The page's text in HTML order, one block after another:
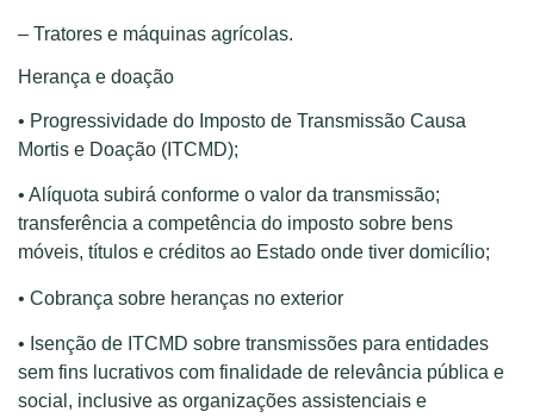
– Tratores e máquinas agrícolas.
Herança e doação
• Progressividade do Imposto de Transmissão Causa
Mortis e Doação (ITCMD);
• Alíquota subirá conforme o valor da transmissão;
transferência a competência do imposto sobre bens
móveis, títulos e créditos ao Estado onde tiver domicílio;
• Cobrança sobre heranças no exterior
• Isenção de ITCMD sobre transmissões para entidades
sem fins lucrativos com finalidade de relevância pública e
social, inclusive as organizações assistenciais e